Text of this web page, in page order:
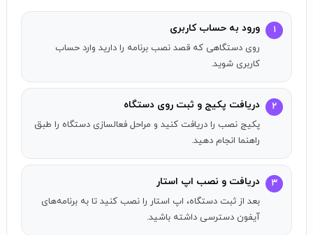
ابزارهای متنی
دسترسی به ابزارهای متن دینامیک
و الگوها برای هر نیاز.
تصویرسازی و اصلاح اعوجاج
انتخاب از میان فریم‌های مختلف
خود از طراحی‌های مدرن تا کلاسیک.
اصلاح اعوجاج‌ها با ابزارهای دقیق
ویرایش انتخابی و ماسک‌گذاری پیشرفته
۱ ورود به حساب کاربری
روی دستگاهی که قصد نصب برنامه را دارید وارد حساب
کاربری شوید.
۲ دریافت پکیج و ثبت روی دستگاه
پکیج نصب را دریافت کنید و مراحل فعالسازی دستگاه را طبق
راهنما انجام دهید.
۳ دریافت و نصب اپ استار
بعد از ثبت دستگاه، اپ استار را نصب کنید تا به برنامه‌های
آیفون دسترسی داشته باشید.